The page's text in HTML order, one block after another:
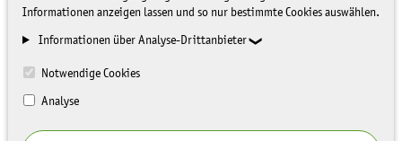
Informationen anzeigen lassen und so nur bestimmte Cookies auswählen.
Informationen über Analyse-Drittanbieter
Notwendige Cookies
Analyse
PRESSEMITTEILUNGEN